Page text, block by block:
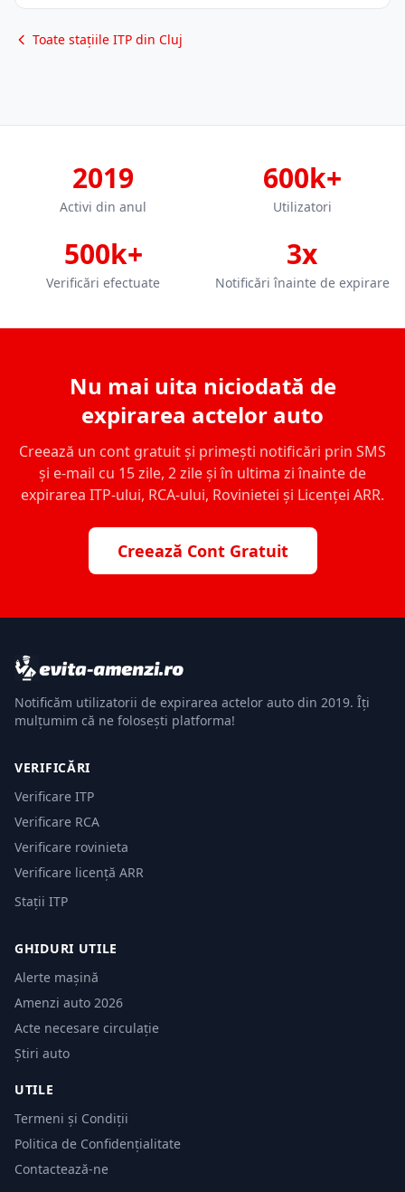
Toate stațiile ITP din Cluj
2019
Activi din anul
600k+
Utilizatori
500k+
Verificări efectuate
3x
Notificări înainte de expirare
Nu mai uita niciodată de
expirarea actelor auto
Creează un cont gratuit și primești notificări prin SMS
și e-mail cu 15 zile, 2 zile și în ultima zi înainte de
expirarea ITP-ului, RCA-ului, Rovinietei și Licenței ARR.
Creează Cont Gratuit
Notificăm utilizatorii de expirarea actelor auto din 2019. Îți
mulțumim că ne folosești platforma!
VERIFICĂRI
Verificare ITP
Verificare RCA
Verificare rovinieta
Verificare licență ARR
Stații ITP
GHIDURI UTILE
Alerte mașină
Amenzi auto 2026
Acte necesare circulație
Știri auto
UTILE
Termeni și Condiții
Politica de Confidențialitate
Contactează-ne